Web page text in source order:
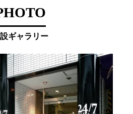
ギャラリー